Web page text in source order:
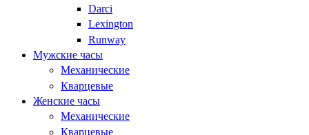
Darci
Lexington
Runway
Мужские часы
Механические
Кварцевые
Женские часы
Механические
Кварцевые